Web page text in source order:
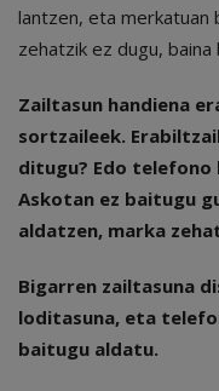
lantzen, eta merkatuan
zehatzik ez dugu,
Zailtasun handiena
sortzaileek.
ditugu? Edo
Askotan ez baitugu
aldatzen, marka
Bigarren zailtasuna
loditasuna, eta
baitugu aldatu.